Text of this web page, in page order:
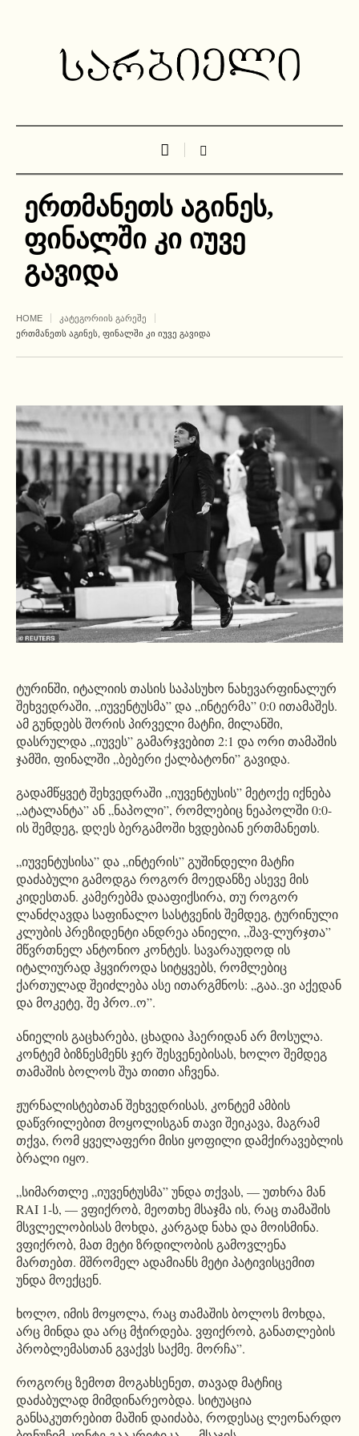
ერთმანეთს აგინეს,
ფინალში კი იუვე
გავიდა
HOME
ᲙᲐᲢᲔᲒᲝᲠᲘᲘᲡ ᲒᲐᲠᲔᲨᲔ
ᲔᲠᲗᲛᲐᲜᲔᲗᲡ ᲐᲒᲘᲜᲔᲡ, ᲤᲘᲜᲐᲚᲨᲘ ᲙᲘ ᲘᲣᲕᲔ ᲒᲐᲕᲘᲓᲐ
ტურინში, იტალიის თასის საპასუხო ნახევარფინალურ
შეხვედრაში, „იუვენტუსმა” და „ინტერმა” 0:0 ითამაშეს.
ამ გუნდებს შორის პირველი მატჩი, მილანში,
დასრულდა „იუვეს” გამარჯვებით 2:1 და ორი თამაშის
ჯამში, ფინალში „ბებერი ქალბატონი” გავიდა.
გადამწყვეტ შეხვედრაში „იუვენტუსის” მეტოქე იქნება
„ატალანტა” ან „ნაპოლი”, რომლებიც ნეაპოლში 0:0-
ის შემდეგ, დღეს ბერგამოში ხვდებიან ერთმანეთს.
„იუვენტუსისა” და „ინტერის” გუშინდელი მატჩი
დაძაბული გამოდგა როგორ მოედანზე ასევე მის
კიდესთან. კამერებმა დააფიქსირა, თუ როგორ
ლანძღავდა საფინალო სასტვენის შემდეგ, ტურინული
კლუბის პრეზიდენტი ანდრეა ანიელი, „შავ-ლურჯთა”
მწვრთნელ ანტონიო კონტეს. სავარაუდოდ ის
იტალიურად ჰყვიროდა სიტყვებს, რომლებიც
ქართულად შეიძლება ასე ითარგმნოს: „გაა..ვი აქედან
და მოკეტე, შე პრო..ო”.
ანიელის გაცხარება, ცხადია ჰაერიდან არ მოსულა.
კონტემ ბიზნესმენს ჯერ შესვენებისას, ხოლო შემდეგ
თამაშის ბოლოს შუა თითი აჩვენა.
ჟურნალისტებთან შეხვედრისას, კონტემ ამბის
დაწვრილებით მოყოლისგან თავი შეიკავა, მაგრამ
თქვა, რომ ყველაფერი მისი ყოფილი დამქირავებლის
ბრალი იყო.
„სიმართლე „იუვენტუსმა” უნდა თქვას, — უთხრა მან
RAI 1-ს, — ვფიქრობ, მეოთხე მსაჯმა ის, რაც თამაშის
მსვლელობისას მოხდა, კარგად ნახა და მოისმინა.
ვფიქრობ, მათ მეტი ზრდილობის გამოვლენა
მართებთ. მშრომელ ადამიანს მეტი პატივისცემით
უნდა მოექცენ.
ხოლო, იმის მოყოლა, რაც თამაშის ბოლოს მოხდა,
არც მინდა და არც მჭირდება. ვფიქრობ, განათლების
პრობლემასთან გვაქვს საქმე. მორჩა”.
როგორც ზემოთ მოგახსენეთ, თავად მატჩიც
დაძაბულად მიმდინარეობდა. სიტუაცია
განსაკუთრებით მაშინ დაიძაბა, როდესაც ლეონარდო